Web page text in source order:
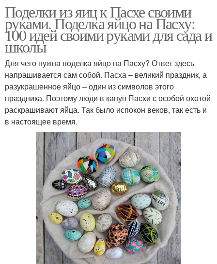
Поделки из яиц к Пасхе своими
руками. Поделка яйцо на Пасху:
100 идей своими руками для сада и
школы
Для чего нужна поделка яйцо на Пасху? Ответ здесь
напрашивается сам собой. Пасха – великий праздник, а
разукрашенное яйцо – один из символов этого
праздника. Поэтому люди в канун Пасхи с особой охотой
раскрашивают яйца. Так было испокон веков, так есть и
в настоящее время.